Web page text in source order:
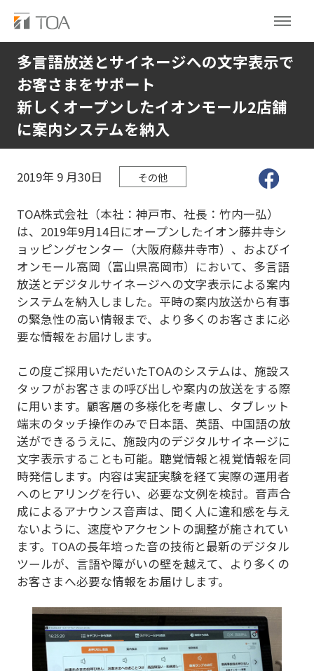
多言語放送とサイネージへの文字表示で
お客さまをサポート
新しくオープンしたイオンモール2店舗
に案内システムを納入
2019年 9 月30日 その他
TOA株式会社（本社：神戸市、社長：竹内一弘）
は、2019年9月14日にオープンしたイオン藤井寺シ
ョッピングセンター（大阪府藤井寺市）、およびイ
オンモール高岡（富山県高岡市）において、多言語
放送とデジタルサイネージへの文字表示による案内
システムを納入しました。平時の案内放送から有事
の緊急性の高い情報まで、より多くのお客さまに必
要な情報をお届けします。
この度ご採用いただいたTOAのシステムは、施設ス
タッフがお客さまの呼び出しや案内の放送をする際
に用います。顧客層の多様化を考慮し、タブレット
端末のタッチ操作のみで日本語、英語、中国語の放
送ができるうえに、施設内のデジタルサイネージに
文字表示することも可能。聴覚情報と視覚情報を同
時発信します。内容は実証実験を経て実際の運用者
へのヒアリングを行い、必要な文例を検討。音声合
成によるアナウンス音声は、聞く人に違和感を与え
ないように、速度やアクセントの調整が施されてい
ます。TOAの長年培った音の技術と最新のデジタル
ツールが、言語や障がいの壁を越えて、より多くの
お客さまへ必要な情報をお届けします。